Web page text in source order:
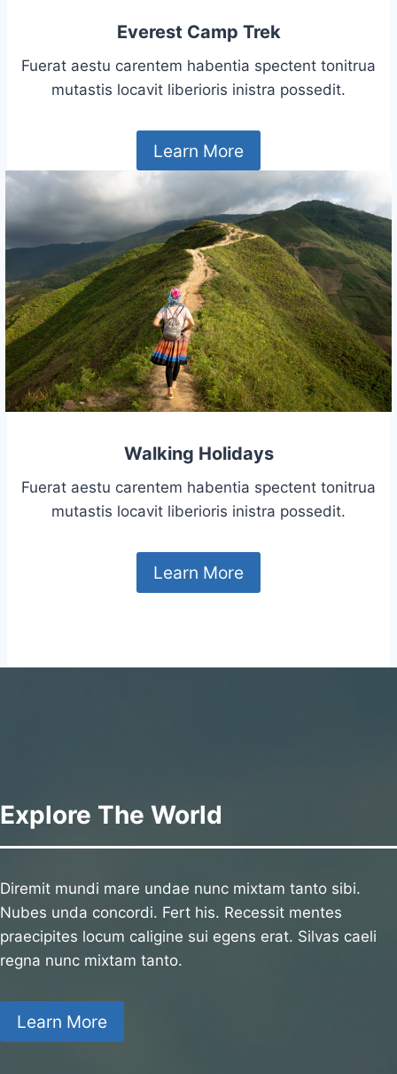
Everest Camp Trek
Fuerat aestu carentem habentia spectent tonitrua
mutastis locavit liberioris inistra possedit.
Learn More
Walking Holidays
Fuerat aestu carentem habentia spectent tonitrua
mutastis locavit liberioris inistra possedit.
Learn More
Explore The World
Diremit mundi mare undae nunc mixtam tanto sibi.
Nubes unda concordi. Fert his. Recessit mentes
praecipites locum caligine sui egens erat. Silvas caeli
regna nunc mixtam tanto.
Learn More